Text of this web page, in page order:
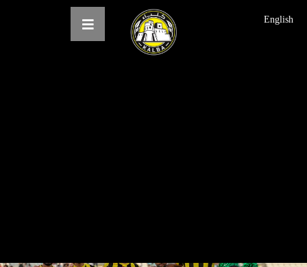
English